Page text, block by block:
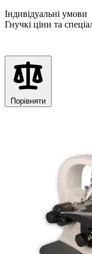
Індивідуальні умови
Гнучкі ціни та
Порівняти